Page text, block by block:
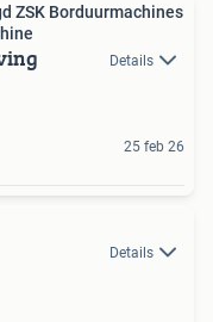
ZSK Borduurmachines
Details
25 feb 26
Details